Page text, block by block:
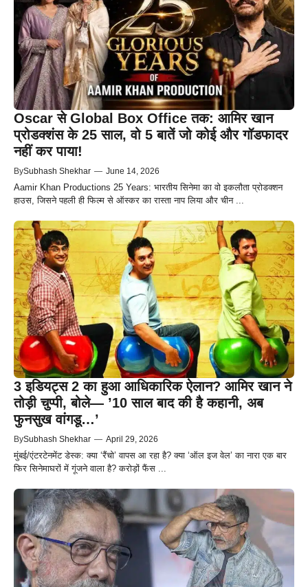
Oscar से Global Box Office तक: आमिर खान
प्रोडक्शंस के 25 साल, वो 5 बातें जो कोई और गॉडफादर
नहीं कर पाया!
BySubhash Shekhar — June 14, 2026
Aamir Khan Productions 25 Years: भारतीय सिनेमा का वो इकलौता प्रोडक्शन
हाउस, जिसने पहली ही फिल्म से ऑस्कर का रास्ता नाप लिया और चीन ...
3 इडियट्स 2 का हुआ आधिकारिक ऐलान? आमिर खान ने
तोड़ी चुप्पी, बोले— ’10 साल बाद की है कहानी, अब
फुनसुख वांगडू…’
BySubhash Shekhar — April 29, 2026
मुंबई/एंटरटेनमेंट डेस्क: क्या ‘रैंचो’ वापस आ रहा है? क्या ‘ऑल इज वेल’ का नारा एक बार
फिर सिनेमाघरों में गूंजने वाला है? करोड़ों फैंस ...